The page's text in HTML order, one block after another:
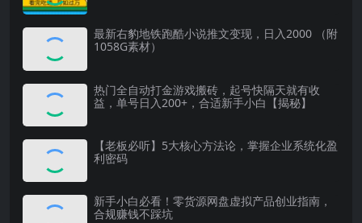
最新右豹地铁跑酷小说推文变现，日入2000 （附
1058G素材）
热门全自动打金游戏搬砖，起号快隔天就有收
益，单号日入200+，合适新手小白【揭秘】
【老板必听】5大核心方法论，掌握企业系统化盈
利密码
新手小白必看！零货源网盘虚拟产品创业指南，
合规赚钱不踩坑